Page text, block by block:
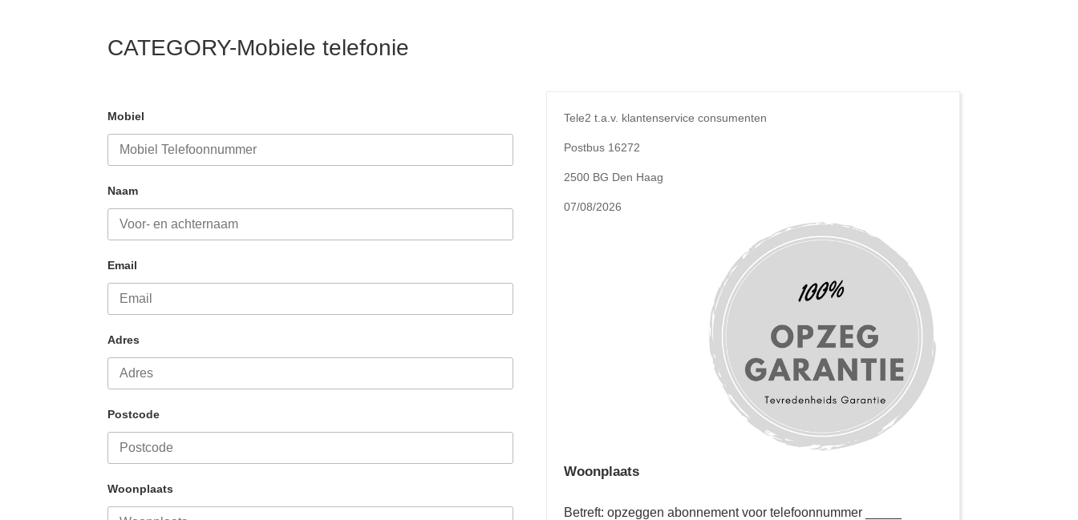
CATEGORY-Mobiele telefonie
Mobiel
Naam
Email
Adres
Postcode
Woonplaats
Tele2 t.a.v. klantenservice consumenten
Postbus 16272
2500 BG Den Haag
07/08/2026
Woonplaats
Betreft: opzeggen abonnement voor telefoonnummer _____